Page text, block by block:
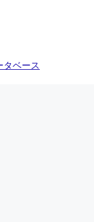
タベース